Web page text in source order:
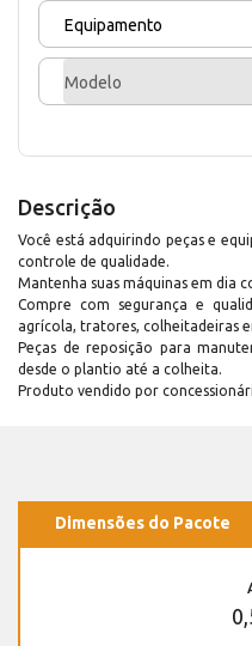
Equipamento
Modelo
Descrição
Você está adquirindo peças e
controle de qualidade.
Mantenha suas máquinas em dia
Compre com segurança e
agrícola, tratores, colheitadeiras
Peças de reposição para
desde o plantio até a colheita.
Produto vendido por
Dimensões do Pacote